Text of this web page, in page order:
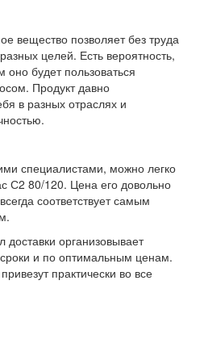
вещество позволяет без труда
целей. Есть вероятность,
будет пользоваться
Продукт давно
в разных отраслях и
специалистами, можно легко
С2 80/120. Цена его довольно
соответствует самым
организовывает
и по оптимальным ценам.
практически во все